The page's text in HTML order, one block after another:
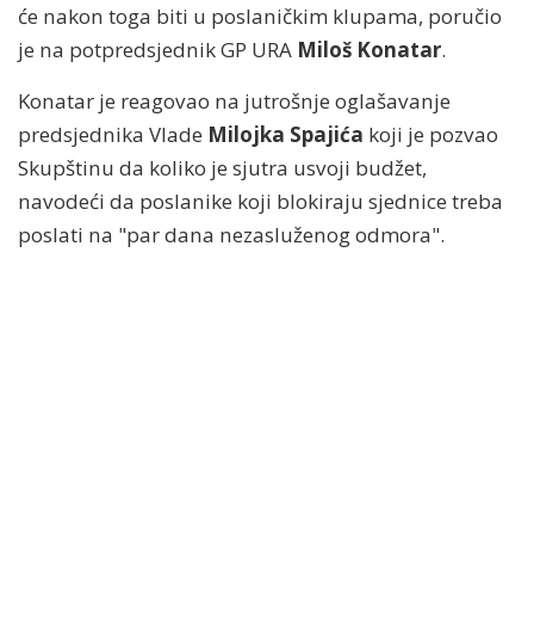
će nakon toga biti u poslaničkim klupama, poručio
je na potpredsjednik GP URA Miloš Konatar.
Konatar je reagovao na jutrošnje oglašavanje
predsjednika Vlade Milojka Spajića koji je pozvao
Skupštinu da koliko je sjutra usvoji budžet,
navodeći da poslanike koji blokiraju sjednice treba
poslati na "par dana nezasluženog odmora".